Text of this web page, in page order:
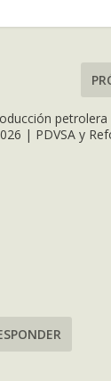
petrolera
| PDVSA y